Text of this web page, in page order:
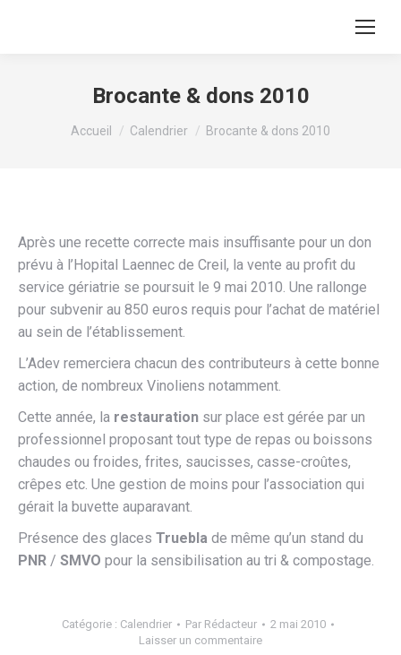
Brocante & dons 2010
Vous êtes ici :
Accueil Calendrier Brocante & dons 2010
Après une recette correcte mais insuffisante pour un don
prévu à l’Hopital Laennec de Creil, la vente au profit du
service gériatrie se poursuit le 9 mai 2010. Une rallonge
pour subvenir au 850 euros requis pour l’achat de matériel
au sein de l’établissement.
L’Adev remerciera chacun des contributeurs à cette bonne
action, de nombreux Vinoliens notamment.
Cette année, la restauration sur place est gérée par un
professionnel proposant tout type de repas ou boissons
chaudes ou froides, frites, saucisses, casse-croûtes,
crêpes etc. Une gestion de moins pour l’association qui
gérait la buvette auparavant.
Présence des glaces Truebla de même qu’un stand du
PNR / SMVO pour la sensibilisation au tri & compostage.
Catégorie : Calendrier Par Rédacteur
2 mai 2010
Laisser un commentaire